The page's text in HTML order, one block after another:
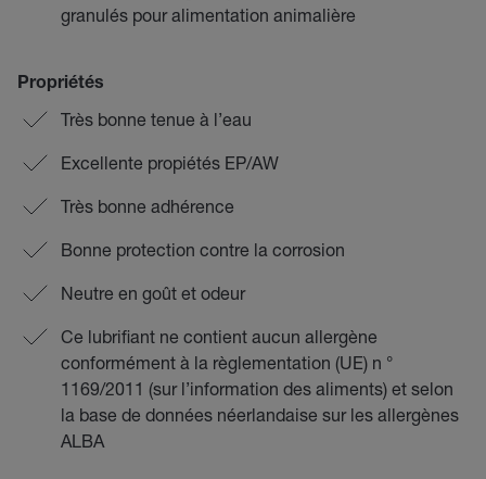
granulés pour alimentation animalière
Propriétés
Très bonne tenue à l’eau
Excellente propiétés EP/AW
Très bonne adhérence
Bonne protection contre la corrosion
Neutre en goût et odeur
Ce lubrifiant ne contient aucun allergène
conformément à la règlementation (UE) n °
1169/2011 (sur l’information des aliments) et selon
la base de données néerlandaise sur les allergènes
ALBA